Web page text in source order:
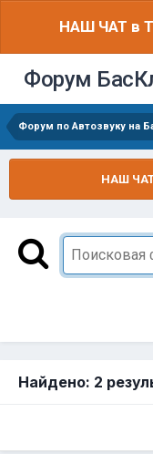
НАШ ЧАТ в
Форум
Форум по Автозвуку на
НАШ
Найдено: 2